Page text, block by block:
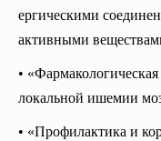
ергическими
активными
•
локальной ишемии
• «Профилактика и